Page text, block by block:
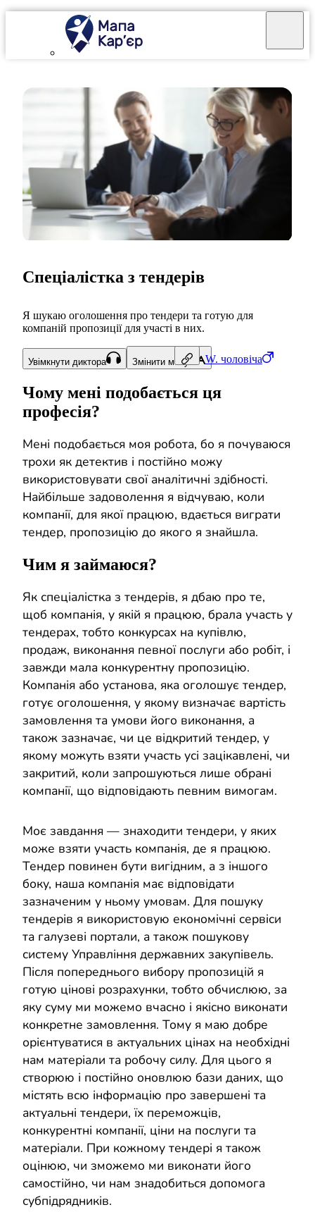
W. чоловіча
Спеціалістка з тендерів
Я шукаю оголошення про тендери та готую для
компаній пропозиції для участі в них.
Увімкнути диктора Змінити мову
Чому мені подобається ця
професія?
Мені подобається моя робота, бо я почуваюся
трохи як детектив і постійно можу
використовувати свої аналітичні здібності.
Найбільше задоволення я відчуваю, коли
компанії, для якої працюю, вдається виграти
тендер, пропозицію до якого я знайшла.
Чим я займаюся?
Як спеціалістка з тендерів, я дбаю про те,
щоб компанія, у якій я працюю, брала участь у
тендерах, тобто конкурсах на купівлю,
продаж, виконання певної послуги або робіт, і
завжди мала конкурентну пропозицію.
Компанія або установа, яка оголошує тендер,
готує оголошення, у якому визначає вартість
замовлення та умови його виконання, а
також зазначає, чи це відкритий тендер, у
якому можуть взяти участь усі зацікавлені, чи
закритий, коли запрошуються лише обрані
компанії, що відповідають певним вимогам.
Моє завдання — знаходити тендери, у яких
може взяти участь компанія, де я працюю.
Тендер повинен бути вигідним, а з іншого
боку, наша компанія має відповідати
зазначеним у ньому умовам. Для пошуку
тендерів я використовую економічні сервіси
та галузеві портали, а також пошукову
систему Управління державних закупівель.
Після попереднього вибору пропозицій я
готую цінові розрахунки, тобто обчислюю, за
яку суму ми можемо вчасно і якісно виконати
конкретне замовлення. Тому я маю добре
орієнтуватися в актуальних цінах на необхідні
нам матеріали та робочу силу. Для цього я
створюю і постійно оновлюю бази даних, що
містять всю інформацію про завершені та
актуальні тендери, їх переможців,
конкурентні компанії, ціни на послуги та
матеріали. При кожному тендері я також
оцінюю, чи зможемо ми виконати його
самостійно, чи нам знадобиться допомога
субпідрядників.